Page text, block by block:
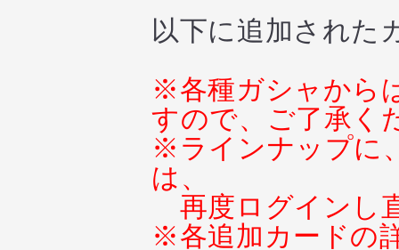
以下に追加された
※各種ガシャから
すので、ご了承く
※ラインナップに
は、
再度ログインし
※各追加カードの